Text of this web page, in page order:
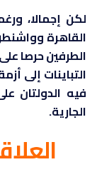
لكن إجمالا،
القاهرة
الطرفين حرصا
التباينات إلى
فيه الدولتان
الجارية.